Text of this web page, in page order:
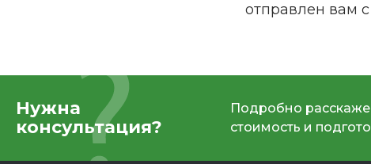
отправлен вам
Нужна
консультация?
Подробно
стоимость и